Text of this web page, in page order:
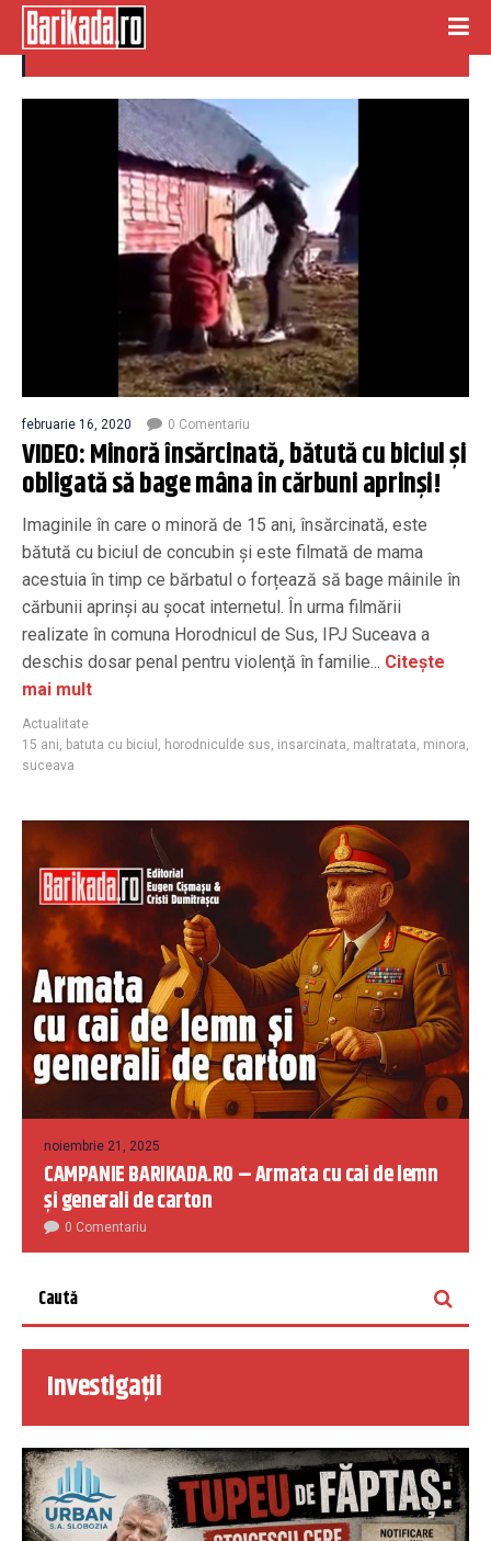
maltratata
februarie 16, 2020 0 Comentariu
VIDEO: Minoră însărcinată, bătută cu biciul și
obligată să bage mâna în cărbuni aprinşi!
Imaginile în care o minoră de 15 ani, însărcinată, este
bătută cu biciul de concubin și este filmată de mama
acestuia în timp ce bărbatul o forțează să bage mâinile în
cărbunii aprinși au șocat internetul. În urma filmării
realizate în comuna Horodnicul de Sus, IPJ Suceava a
deschis dosar penal pentru violenţă în familie... Citește
mai mult
Actualitate
15 ani, batuta cu biciul , horodniculde sus, insarcinata, maltratata, minora,
suceava
noiembrie 21, 2025
CAMPANIE BARIKADA.RO – Armata cu cai de lemn
și generali de carton
0 Comentariu
Investigații